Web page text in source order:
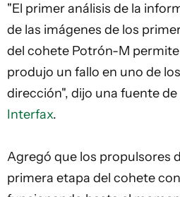
"El primer análisis de la
de las imágenes de los
del cohete Potrón-M
produjo un fallo en uno de
dirección", dijo una fuente de
Interfax.
Agregó que los propulsores
primera etapa del cohete